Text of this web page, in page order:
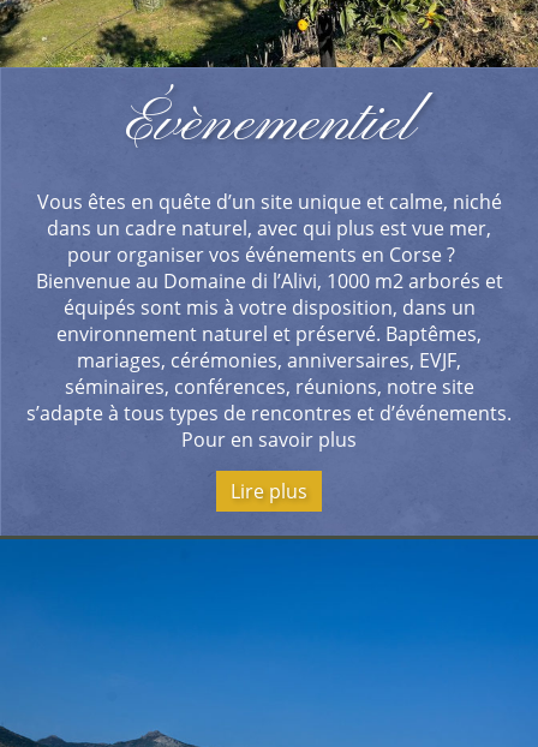
Évènementiel
Vous êtes en quête d’un site unique et calme, niché
dans un cadre naturel, avec qui plus est vue mer,
pour organiser vos événements en Corse ?
Bienvenue au Domaine di l’Alivi, 1000 m2 arborés et
équipés sont mis à votre disposition, dans un
environnement naturel et préservé. Baptêmes,
mariages, cérémonies, anniversaires, EVJF,
séminaires, conférences, réunions, notre site
s’adapte à tous types de rencontres et d’événements.
Pour en savoir plus
Lire plus